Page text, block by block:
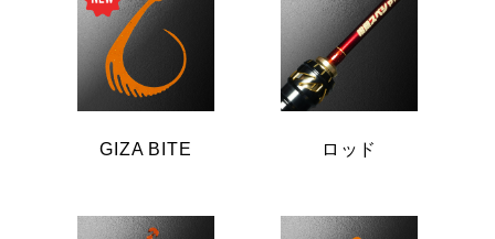
GIZA BITE ロッド